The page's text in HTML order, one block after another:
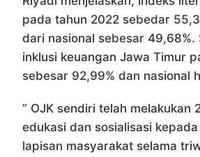
pada tahun 2022 sebedar
dari nasional sebesar 49,68%.
inklusi keuangan Jawa Timur
sebesar 92,99% dan nasional
” OJK sendiri telah melakukan
edukasi dan sosialisasi
lapisan masyarakat selama